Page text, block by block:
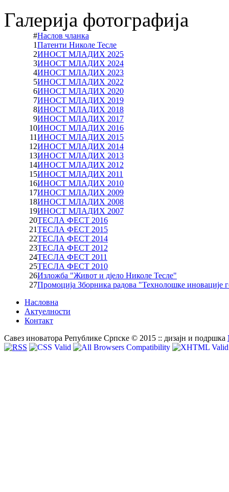
Галерија фотографија
#Наслов чланка
1Патенти Николе Тесле
2ИНОСТ МЛАДИХ 2025
3ИНОСТ МЛАДИХ 2024
4ИНОСТ МЛАДИХ 2023
5ИНОСТ МЛАДИХ 2022
6ИНОСТ МЛАДИХ 2020
7ИНОСТ МЛАДИХ 2019
8ИНОСТ МЛАДИХ 2018
9ИНОСТ МЛАДИХ 2017
10ИНОСТ МЛАДИХ 2016
11ИНОСТ МЛАДИХ 2015
12ИНОСТ МЛАДИХ 2014
13ИНОСТ МЛАДИХ 2013
14ИНОСТ МЛАДИХ 2012
15ИНОСТ МЛАДИХ 2011
16ИНОСТ МЛАДИХ 2010
17ИНОСТ МЛАДИХ 2009
18ИНОСТ МЛАДИХ 2008
19ИНОСТ МЛАДИХ 2007
20ТЕСЛА ФЕСТ 2016
21ТЕСЛА ФЕСТ 2015
22ТЕСЛА ФЕСТ 2014
23ТЕСЛА ФЕСТ 2012
24ТЕСЛА ФЕСТ 2011
25ТЕСЛА ФЕСТ 2010
26Изложба "Живот и дјело Николе Тесле"
27Промоција Зборника радова "Технолошке иновације
Насловна
Актуелности
Контакт
Савез иноватора Републике Српске © 2015 :: дизајн и подршка